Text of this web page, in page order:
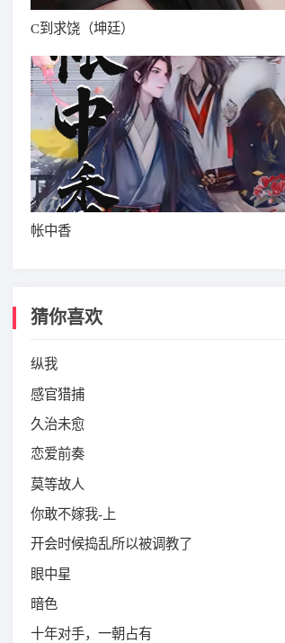
C到求饶（坤廷）
帐中香
猜你喜欢
纵我
感官猎捕
久治未愈
恋爱前奏
莫等故人
你敢不嫁我-上
开会时候捣乱所以被调教了
眼中星
暗色
十年对手，一朝占有